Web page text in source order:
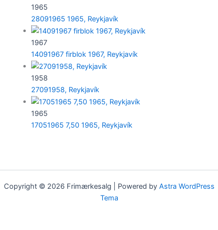
1965
28091965 1965, Reykjavík
1967
14091967 firblok 1967, Reykjavík
1958
27091958, Reykjavík
1965
17051965 7,50 1965, Reykjavík
Copyright © 2026 Frimærkesalg | Powered by Astra WordPress
Tema